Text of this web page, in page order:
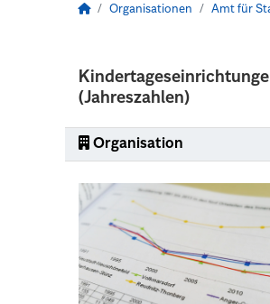
Organisationen Amt für
(Jahreszahlen)
Organisation